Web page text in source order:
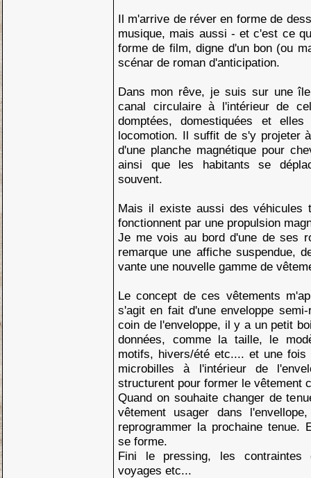
Il m'arrive de réver en forme de
musique, mais aussi - et c'est ce
forme de film, digne d'un bon (ou
scénar de roman d'anticipation.
Dans mon rêve, je suis sur une
canal circulaire à l'intérieur de
domptées, domestiquées et
locomotion. Il suffit de s'y projeter
d'une planche magnétique pour
ainsi que les habitants se
souvent.
Mais il existe aussi des véhicules
fonctionnent par une propulsion
Je me vois au bord d'une de ses
remarque une affiche suspendue,
vante une nouvelle gamme de
Le concept de ces vêtements
s'agit en fait d'une enveloppe
coin de l'enveloppe, il y a un petit
données, comme la taille, le
motifs, hivers/été etc.... et une fois
microbilles à l'intérieur de
structurent pour former le vêtement
Quand on souhaite changer de
vêtement usager dans
reprogrammer la prochaine tenue.
se forme.
Fini le pressing, les contraintes
voyages etc...